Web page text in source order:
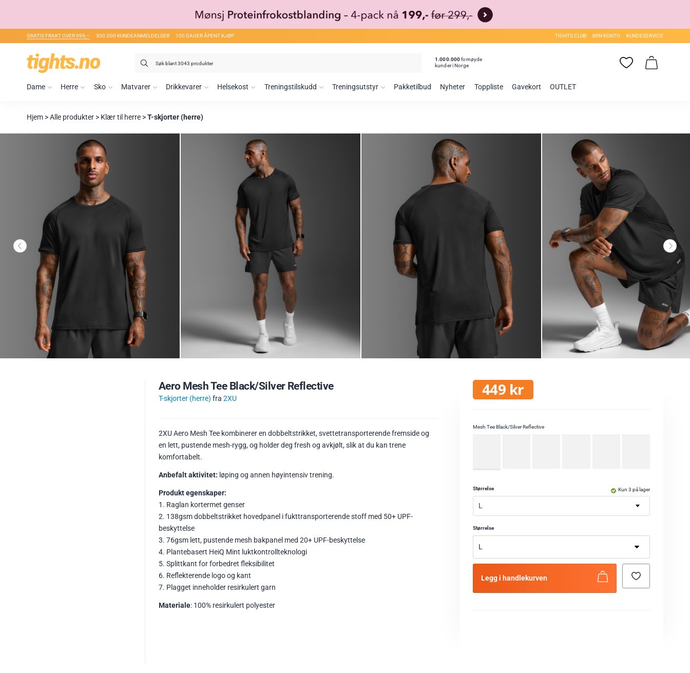
GRATIS FRAKT OVER 999,– 300.000 KUNDEANMELDELSER 100 DAGER ÅPENT KJØP TIGHTS CLUB MIN KONTO KUNDESERVICE
Søk
1.000.000fornøyde
kunder i Norge
Dame Herre Sko Matvarer Drikkevarer Helsekost Treningstilskudd Treningsutstyr Pakketilbud Nyheter Toppliste Gavekort OUTLET
Hjem >Alle produkter > Klær til herre >T-skjorter (herre)
Aero Mesh Tee Black/Silver Reflective
T-skjorter (herre) fra 2XU 449 kr
Mesh Tee Black/Silver Reflective
Størrelse
L
Størrelse
Kun 3 på lager
Legg i handlekurven
2XU Aero Mesh Tee kombinerer en dobbeltstrikket, svettetransporterende fremside og
en lett, pustende mesh-rygg, og holder deg fresh og avkjølt, slik at du kan trene
komfortabelt.
Anbefalt aktivitet: løping og annen høyintensiv trening.
Produkt egenskaper:
1. Raglan kortermet genser
2. 138gsm dobbeltstrikket hovedpanel i fukttransporterende stoff med 50+ UPF-
beskyttelse
3. 76gsm lett, pustende mesh bakpanel med 20+ UPF-beskyttelse
4. Plantebasert HeiQ Mint luktkontrollteknologi
5. Splittkant for forbedret fleksibilitet
6. Reflekterende logo og kant
7. Plagget inneholder resirkulert garn
Materiale: 100% resirkulert polyester